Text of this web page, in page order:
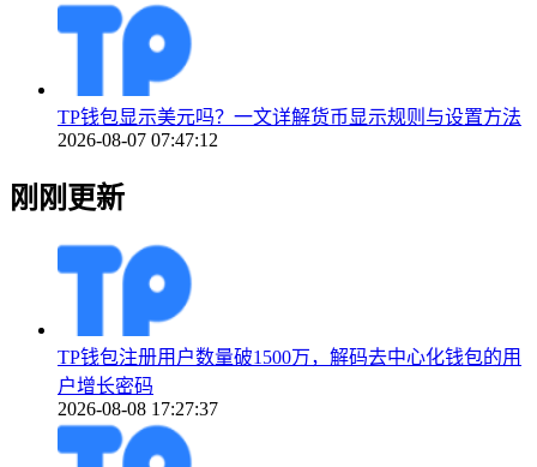
TP钱包显示美元吗？一文详解货币显示规则与设置方法
2026-08-07 07:47:12
刚刚更新
TP钱包注册用户数量破1500万，解码去中心化钱包的用
户增长密码
2026-08-08 17:27:37